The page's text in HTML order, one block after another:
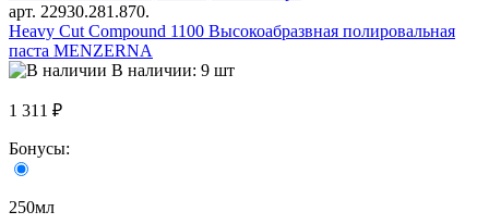
арт. 22930.281.870.
Heavy Cut Compound 1100 Высокоабразвная полировальная
паста MENZERNA
В наличии: 9 шт
1 311 ₽
Бонусы:
250мл